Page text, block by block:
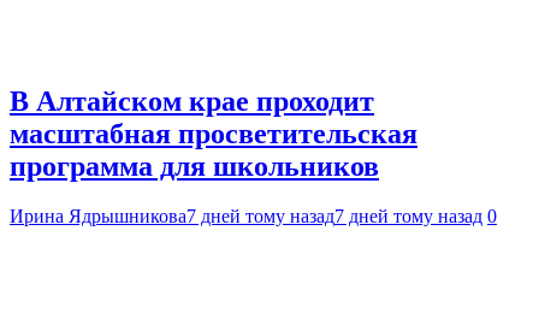
В Алтайском крае проходит
масштабная просветительская
программа для школьников
Ирина Ядрышникова7 дней тому назад7 дней тому назад 0